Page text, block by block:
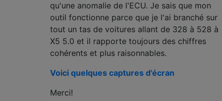
qu'une anomalie de l'ECU. Je sais que mon
outil fonctionne parce que je l'ai branché sur
tout un tas de voitures allant de 328 à 528 à
X5 5.0 et il rapporte toujours des chiffres
cohérents et plus raisonnables.
Voici quelques captures d'écran
Merci!